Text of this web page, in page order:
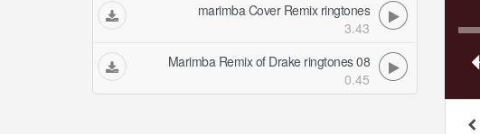
marimba Cover Remix ringtones
3.43
08 Marimba Remix of Drake ringtones
0.45